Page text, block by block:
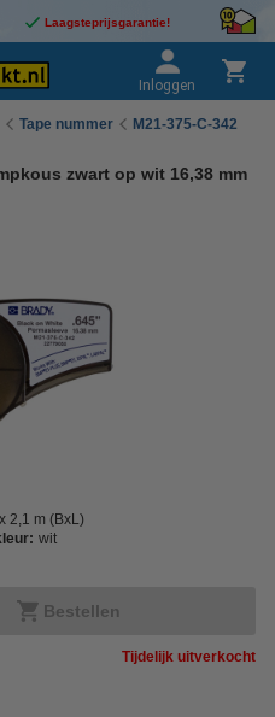
Laagsteprijsgarantie!
Inloggen
Tape nummer M21-375-C-342
zwart op wit 16,38 mm
2,1 m (BxL)
wit
Bestellen
Tijdelijk uitverkocht